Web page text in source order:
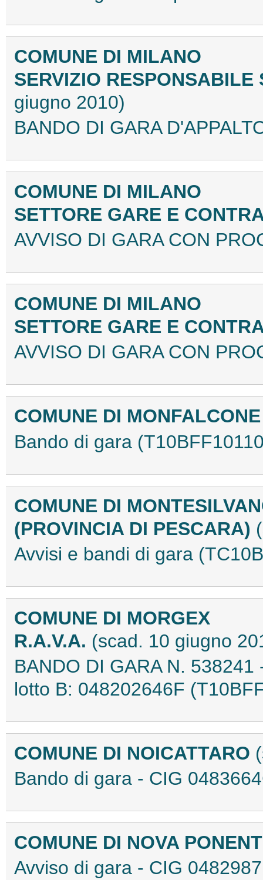
COMUNE DI MILANO
SERVIZIO
giugno 2010)
BANDO DI GARA
COMUNE DI MILANO
SETTORE GARE E
AVVISO DI GARA CON
COMUNE DI MILANO
SETTORE GARE E
AVVISO DI GARA CON
COMUNE DI
Bando di gara
COMUNE DI
(PROVINCIA DI PESCARA)
Avvisi e bandi di gara
COMUNE DI MORGEX
R.A.V.A. (scad. 10 giugno
BANDO DI GARA N.
lotto B: 048202646F
COMUNE DI NOICATTARO
Bando di gara - CIG
COMUNE DI NOVA
Avviso di gara - CIG